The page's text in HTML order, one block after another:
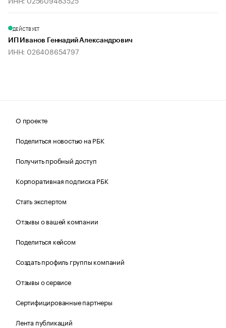
ДЕЙСТВУЕТ
ИП Иванов Геннадий Александрович
ИНН: 026408654797
О проекте
Поделиться новостью на РБК
Получить пробный доступ
Корпоративная подписка РБК
Стать экспертом
Отзывы о вашей компании
Поделиться кейсом
Создать профиль группы компаний
Отзывы о сервисе
Сертифицированные партнеры
Лента публикаций